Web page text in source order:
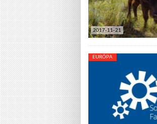
2017-11-21
EURÓPA